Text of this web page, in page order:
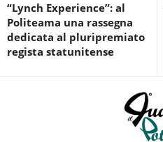
“Lynch Experience”: al
Politeama una rassegna
dedicata al pluripremiato
regista statunitense